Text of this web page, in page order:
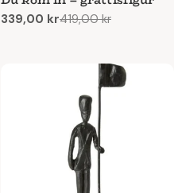
Reapris
339,00 kr
Ordinarie419,00 kr